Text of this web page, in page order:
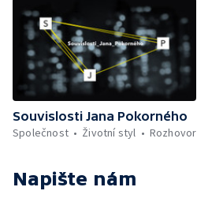
Souvislosti Jana Pokorného
Společnost
Životní styl Rozhovor
Napište nám